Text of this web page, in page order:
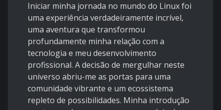
Iniciar minha jornada no mundo do Linux foi
uma experiência verdadeiramente incrível,
uma aventura que transformou
profundamente minha relação com a
tecnologia e meu desenvolvimento
profissional. A decisão de mergulhar neste
universo abriu-me as portas para uma
comunidade vibrante e um ecossistema
repleto de possibilidades. Minha introdução